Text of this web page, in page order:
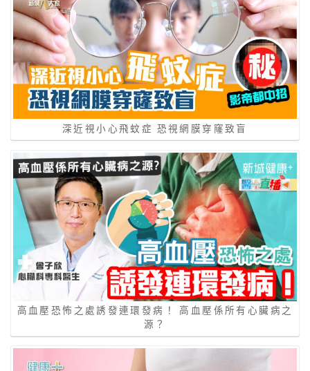
深近視小心飛蚊症 恐視網膜穿窿致盲
高血壓恐怖之處誘發連環發病！ 高血壓係所有心臟病之
源？